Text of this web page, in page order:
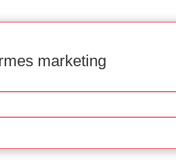
marketing